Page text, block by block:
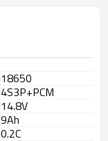
18650
4S3P+PCM
14.8V
9Ah
0.2C